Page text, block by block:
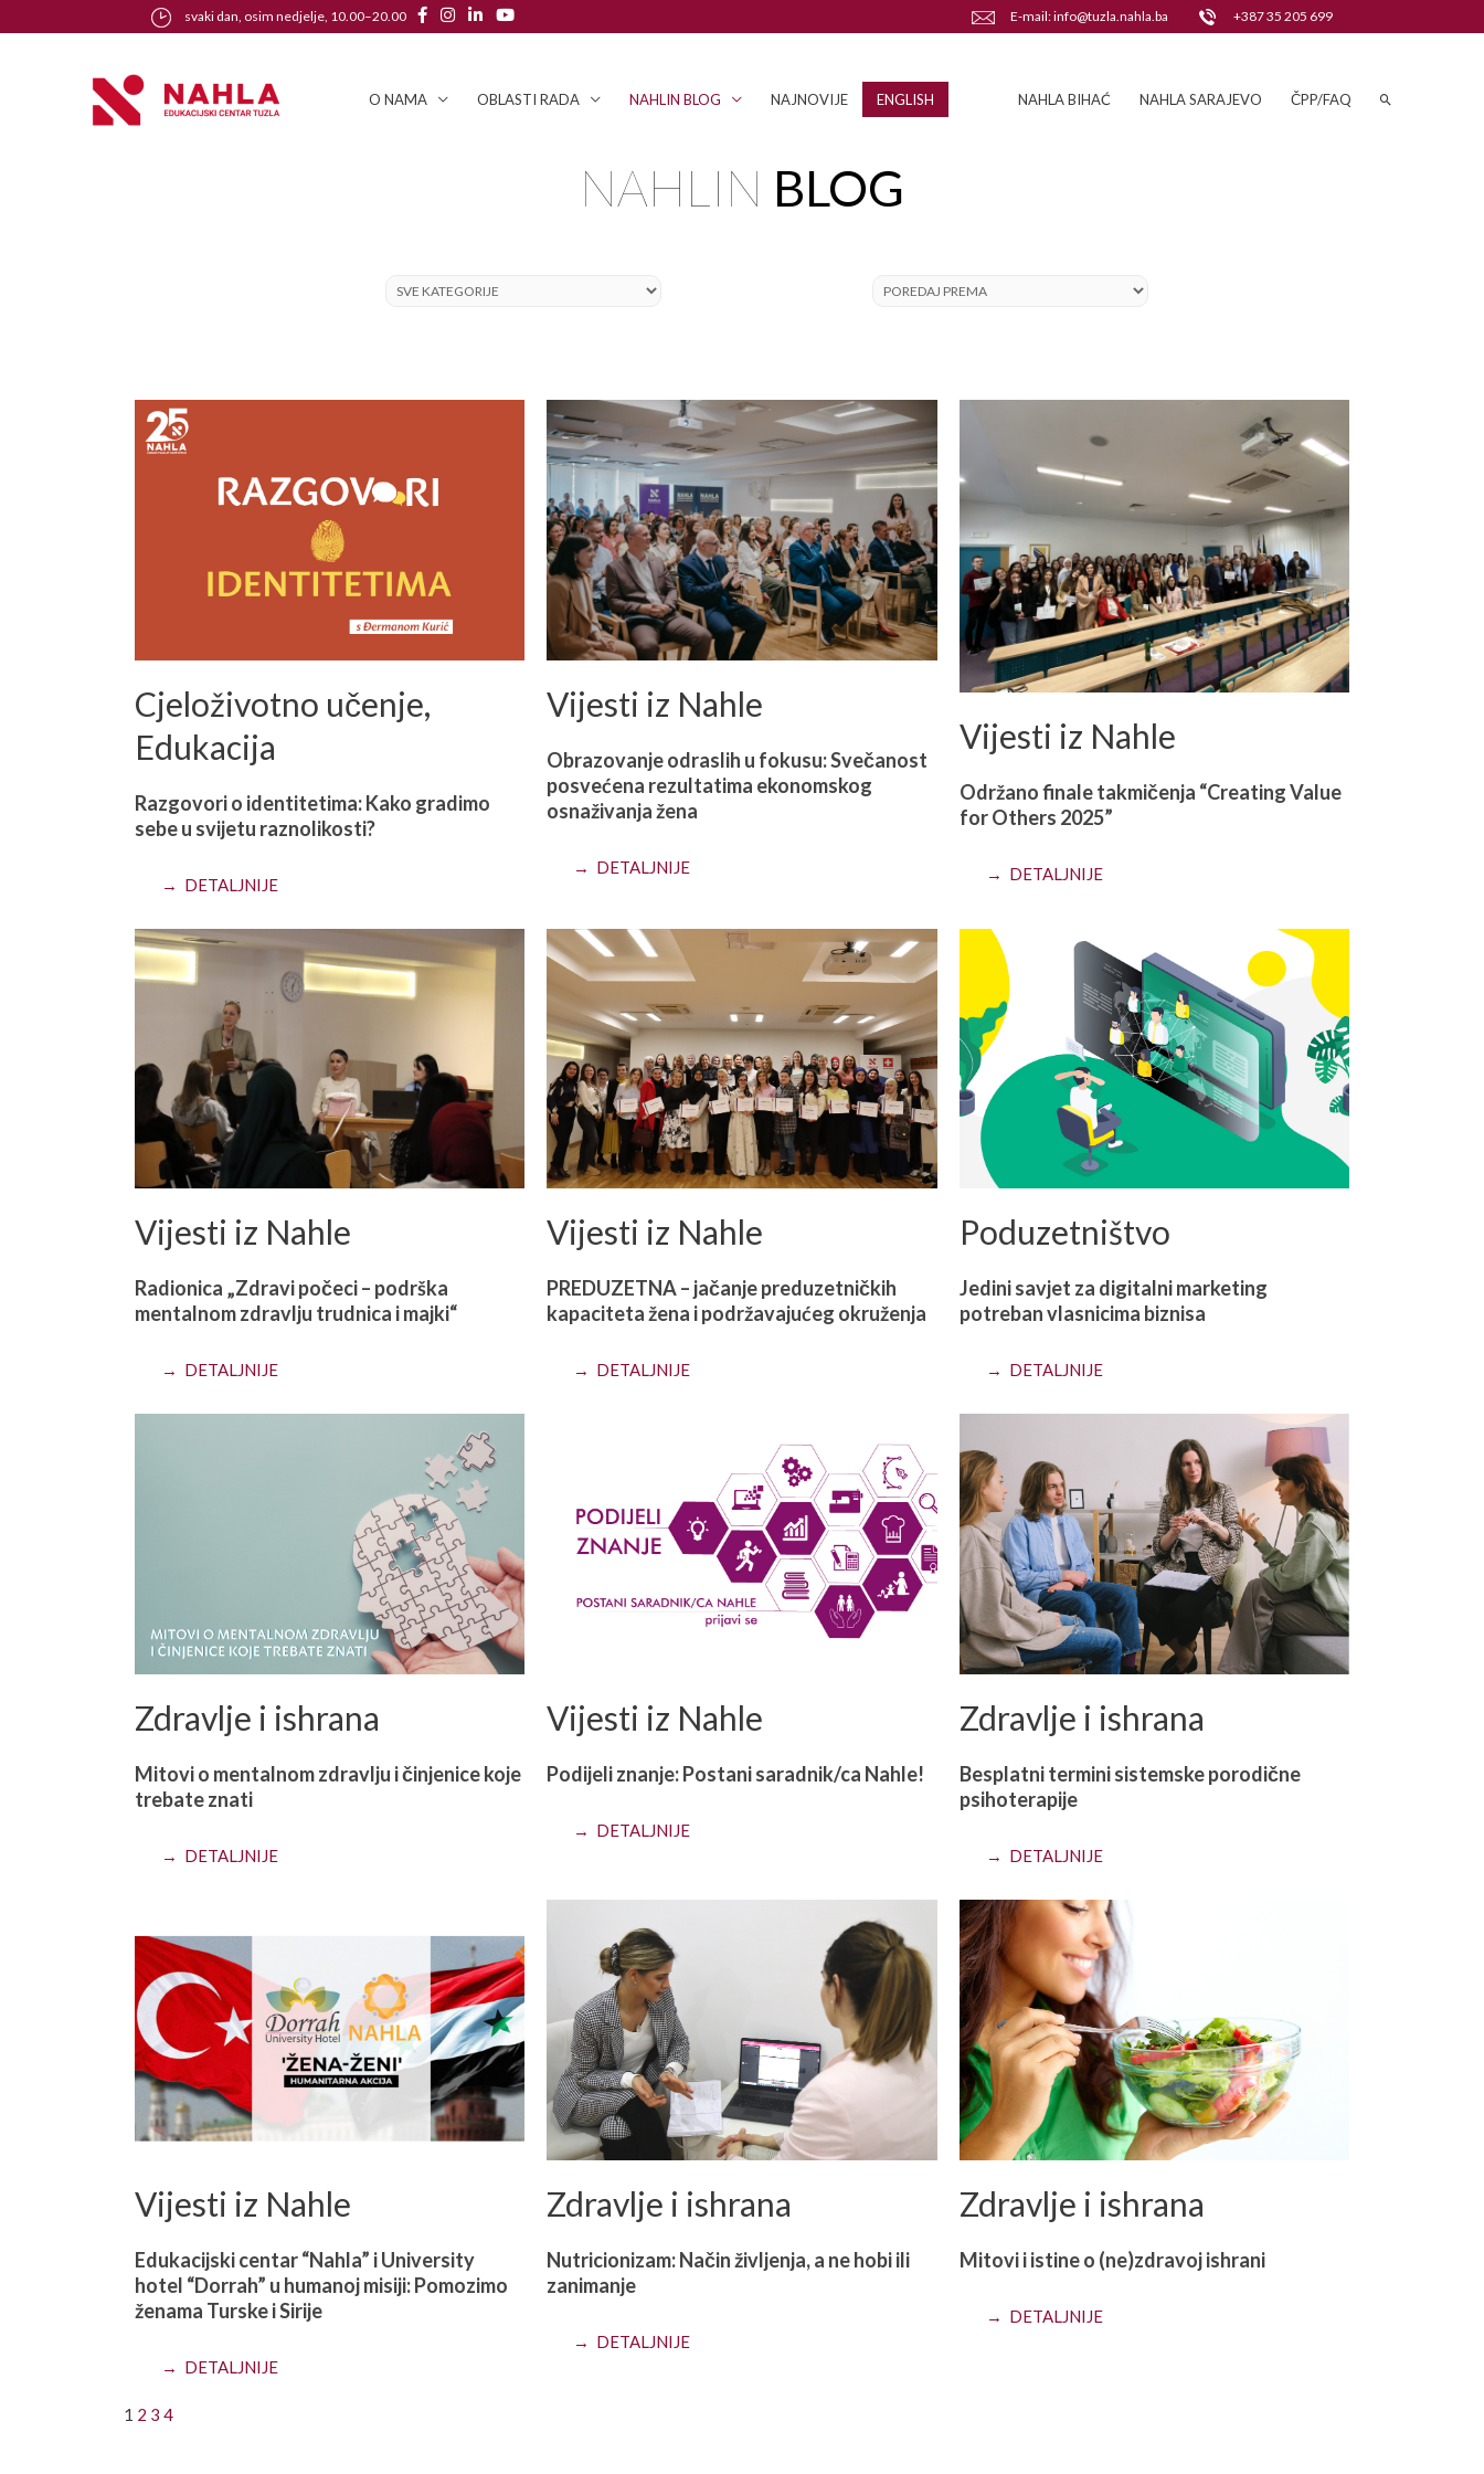
svaki dan, osim nedjelje, 10.00–20.00 E-mail: info@tuzla.nahla.ba +387 35 205 699
O NAMA OBLASTI RADA NAHLIN BLOG NAJNOVIJE ENGLISH NAHLA BIHAĆ NAHLA SARAJEVO ČPP/FAQ
NAHLIN BLOG
Cjeloživotno učenje,
Edukacija
Razgovori o identitetima: Kako gradimo
sebe u svijetu raznolikosti?
→ DETALJNIJE
Vijesti iz Nahle
Obrazovanje odraslih u fokusu: Svečanost
posvećena rezultatima ekonomskog
osnaživanja žena
→ DETALJNIJE
Vijesti iz Nahle
Održano finale takmičenja “Creating Value
for Others 2025”
→ DETALJNIJE
Vijesti iz Nahle
Radionica „Zdravi počeci – podrška
mentalnom zdravlju trudnica i majki“
→ DETALJNIJE
Vijesti iz Nahle
PREDUZETNA – jačanje preduzetničkih
kapaciteta žena i podržavajućeg okruženja
→ DETALJNIJE
Poduzetništvo
Jedini savjet za digitalni marketing
potreban vlasnicima biznisa
→ DETALJNIJE
Zdravlje i ishrana
Mitovi o mentalnom zdravlju i činjenice koje
trebate znati
→ DETALJNIJE
Vijesti iz Nahle
Podijeli znanje: Postani saradnik/ca Nahle!
→ DETALJNIJE
Zdravlje i ishrana
Besplatni termini sistemske porodične
psihoterapije
→ DETALJNIJE
Vijesti iz Nahle
Edukacijski centar “Nahla” i University
hotel “Dorrah” u humanoj misiji: Pomozimo
ženama Turske i Sirije
→ DETALJNIJE
Zdravlje i ishrana
Nutricionizam: Način življenja, a ne hobi ili
zanimanje
→ DETALJNIJE
Zdravlje i ishrana
Mitovi i istine o (ne)zdravoj ishrani
→ DETALJNIJE
1 2 3 4